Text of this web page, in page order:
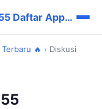
💎 dora55 Situs Resmi | dora55 Daftar App Terbaru 🔥
🔥 › Diskusi